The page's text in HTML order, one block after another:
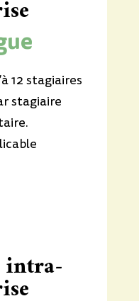
12 stagiaires
stagiaire
intra-